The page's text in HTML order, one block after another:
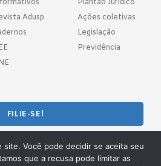
Adusp
Plantão Jurídico
Ações coletivas
Legislação
Previdência
FILIE-SE!
SOCIAIS
site. Você pode decidir se aceita seu
que a recusa pode limitar as